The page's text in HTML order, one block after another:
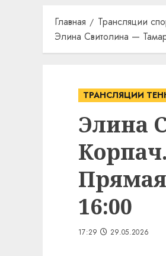
Главная Трансляции
Элина Свитолина —
ТРАНСЛЯЦИИ
Элина
Прямая
16:00
17:29 29.05.2026